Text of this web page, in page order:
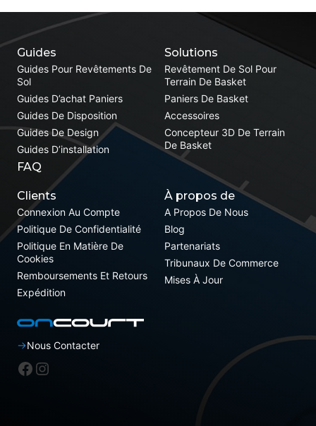
Solutions
Revêtement De Sol Pour
Terrain De Basket
Paniers De Basket
Accessoires
Concepteur 3D De Terrain
De Basket
Guides
Guides Pour Revêtements De
Sol
Guides D’achat Paniers
Guides De Disposition
Guides De Design
Guides D’installation
FAQ
Clients
Connexion Au Compte
Politique De Confidentialité
Politique En Matière De
Cookies
Remboursements Et Retours
Expédition
À propos de
A Propos De Nous
Blog
Partenariats
Tribunaux De Commerce
Mises À Jour
Nous Contacter
Facebook
Instagram